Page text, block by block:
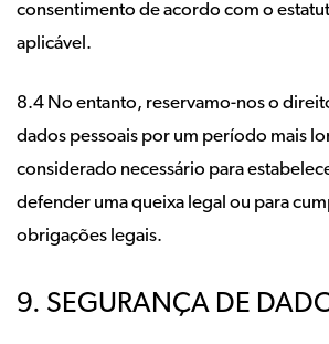
consentimento de acordo com o
aplicável.
8.4 No entanto, reservamo-nos o
dados pessoais por um período mais
considerado necessário para
defender uma queixa legal ou para
obrigações legais.
9. SEGURANÇA DE